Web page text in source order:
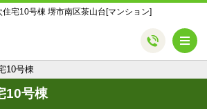
住宅10号棟 堺市南区茶山台[マンション]
10号棟
10号棟